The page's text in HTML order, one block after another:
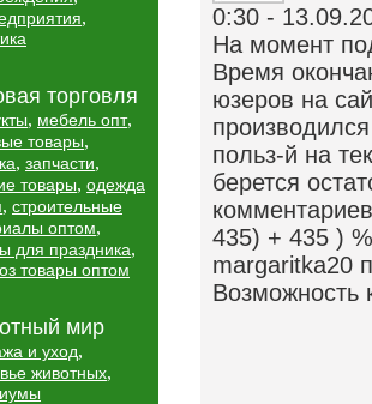
,
торговля
, мебель опт,
товары,
, запчасти,
товары, одежда
, строительные
оптом,
для праздника,
товары оптом
мир
и уход,
животных,
0:30 -
На момент
Время
юзеров на
польз-й на
берется
435) + 435 )
margaritka20
Возможность